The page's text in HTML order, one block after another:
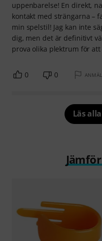
uppenbarelse! En direkt,
kontakt med strängarna –
min spelstil! Jag kan inte
dig, men det är definitivt
prova olika plektrum för
0 0
Läs